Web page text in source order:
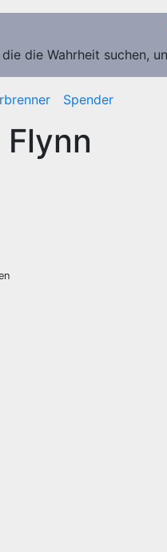
die Wahrheit suchen,
Spender